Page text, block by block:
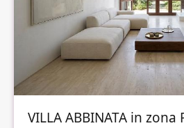
VILLA ABBINATA in